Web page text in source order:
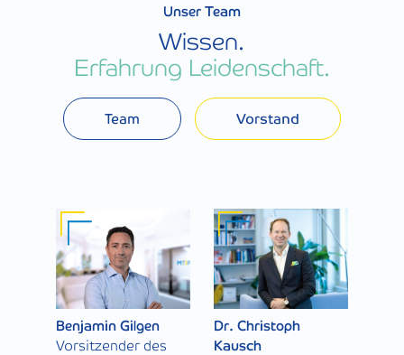
Unser Team
Wissen.
Erfahrung Leidenschaft.
Team Vorstand
Benjamin Gilgen
Vorsitzender des
Dr. Christoph
Kausch